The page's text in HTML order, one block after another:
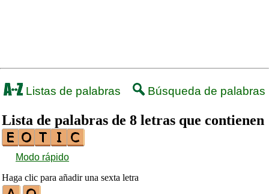
Listas de palabras Búsqueda de palabras
Lista de palabras de 8 letras que contienen
Modo rápido
Haga clic para añadir una sexta letra